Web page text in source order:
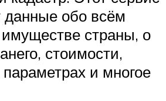
данные обо всём
страны, о
стоимости,
и многое